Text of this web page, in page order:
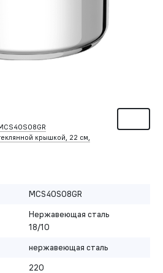
крышкой, 22 см,
MCS40S08GR
Нержавеющая сталь
18/10
нержавеющая сталь
220